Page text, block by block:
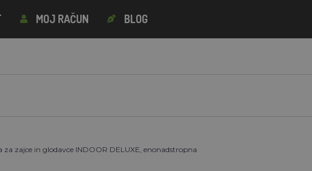
MOJ RAČUN BLOG
za zajce in glodavce INDOOR DELUXE, enonadstropna